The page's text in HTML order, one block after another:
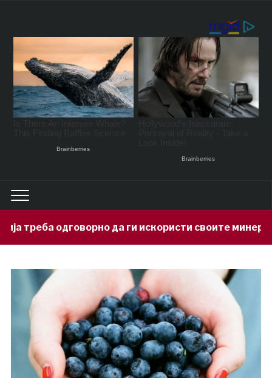
да ги искористи своите минерални богатства